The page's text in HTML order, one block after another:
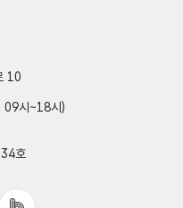
10
시~18시)
호